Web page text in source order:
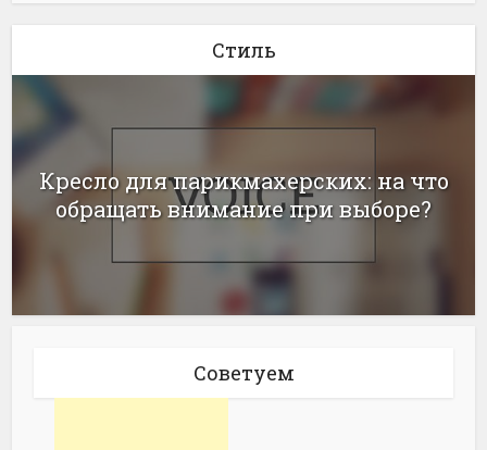
Стиль
Кресло для парикмахерских: на что
обращать внимание при выборе?
Советуем